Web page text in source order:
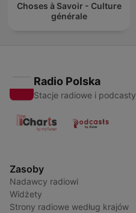
Choses à Savoir - Culture
générale
Radio Polska
Stacje radiowe i podcasty
Zasoby
Nadawcy radiowi
Widżety
Strony radiowe według krajów